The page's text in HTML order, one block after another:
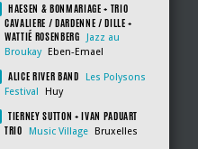
HAESEN & BONMARIAGE + TRIO
CAVALIERE / DARDENNE / DILLE +
WATTIÉ ROSENBERG
Jazz au
Broukay
Eben-Emael
ALICE RIVER BAND
Les Polysons
Festival
Huy
TIERNEY SUTTON + IVAN PADUART
TRIO
Music Village Bruxelles